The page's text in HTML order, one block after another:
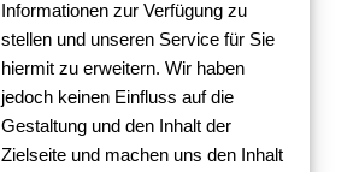
Informationen zur Verfügung zu
stellen und unseren Service für Sie
hiermit zu erweitern. Wir haben
jedoch keinen Einfluss auf die
Gestaltung und den Inhalt der
Zielseite und machen uns den Inhalt